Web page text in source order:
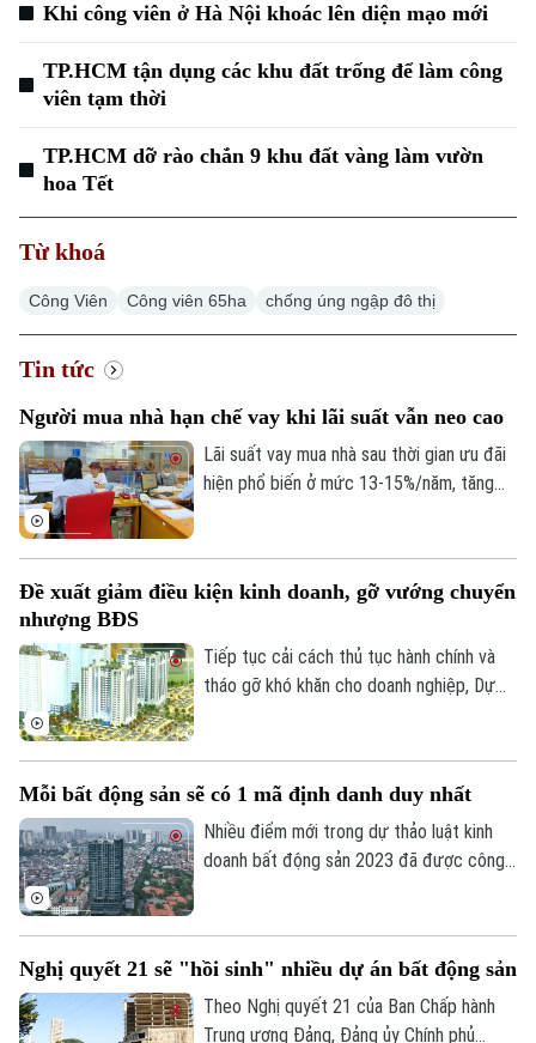
Khi công viên ở Hà Nội khoác lên diện mạo mới
TP.HCM tận dụng các khu đất trống để làm công
viên tạm thời
TP.HCM dỡ rào chắn 9 khu đất vàng làm vườn
hoa Tết
Từ khoá
Công Viên Công viên 65ha chống úng ngập đô thị
Tin tức
Người mua nhà hạn chế vay khi lãi suất vẫn neo cao
Lãi suất vay mua nhà sau thời gian ưu đãi
hiện phổ biến ở mức 13-15%/năm, tăng
hơn khi sử dụng đòn bẩy tài chính.
Đề xuất giảm điều kiện kinh doanh, gỡ vướng chuyển
nhượng BĐS
Tiếp tục cải cách thủ tục hành chính và
tháo gỡ khó khăn cho doanh nghiệp, Dự
nhượng dự án.
Mỗi bất động sản sẽ có 1 mã định danh duy nhất
Nhiều điểm mới trong dự thảo luật kinh
doanh bất động sản 2023 đã được công
động sản sẽ được bổ sung vào điều
khoản của Luật lần này, đảm bảo mỗi bất
động sản chỉ có duy nhất 1 mã định danh.
Nghị quyết 21 sẽ "hồi sinh" nhiều dự án bất động sản
Theo Nghị quyết 21 của Ban Chấp hành
Trung ương Đảng, Đảng ủy Chính phủ